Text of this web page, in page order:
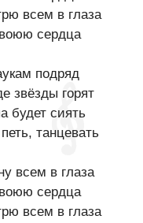
всем в глаза
сердца
подряд
звёзды горят
будет сиять
танцевать
всем в глаза
сердца
всем в глаза